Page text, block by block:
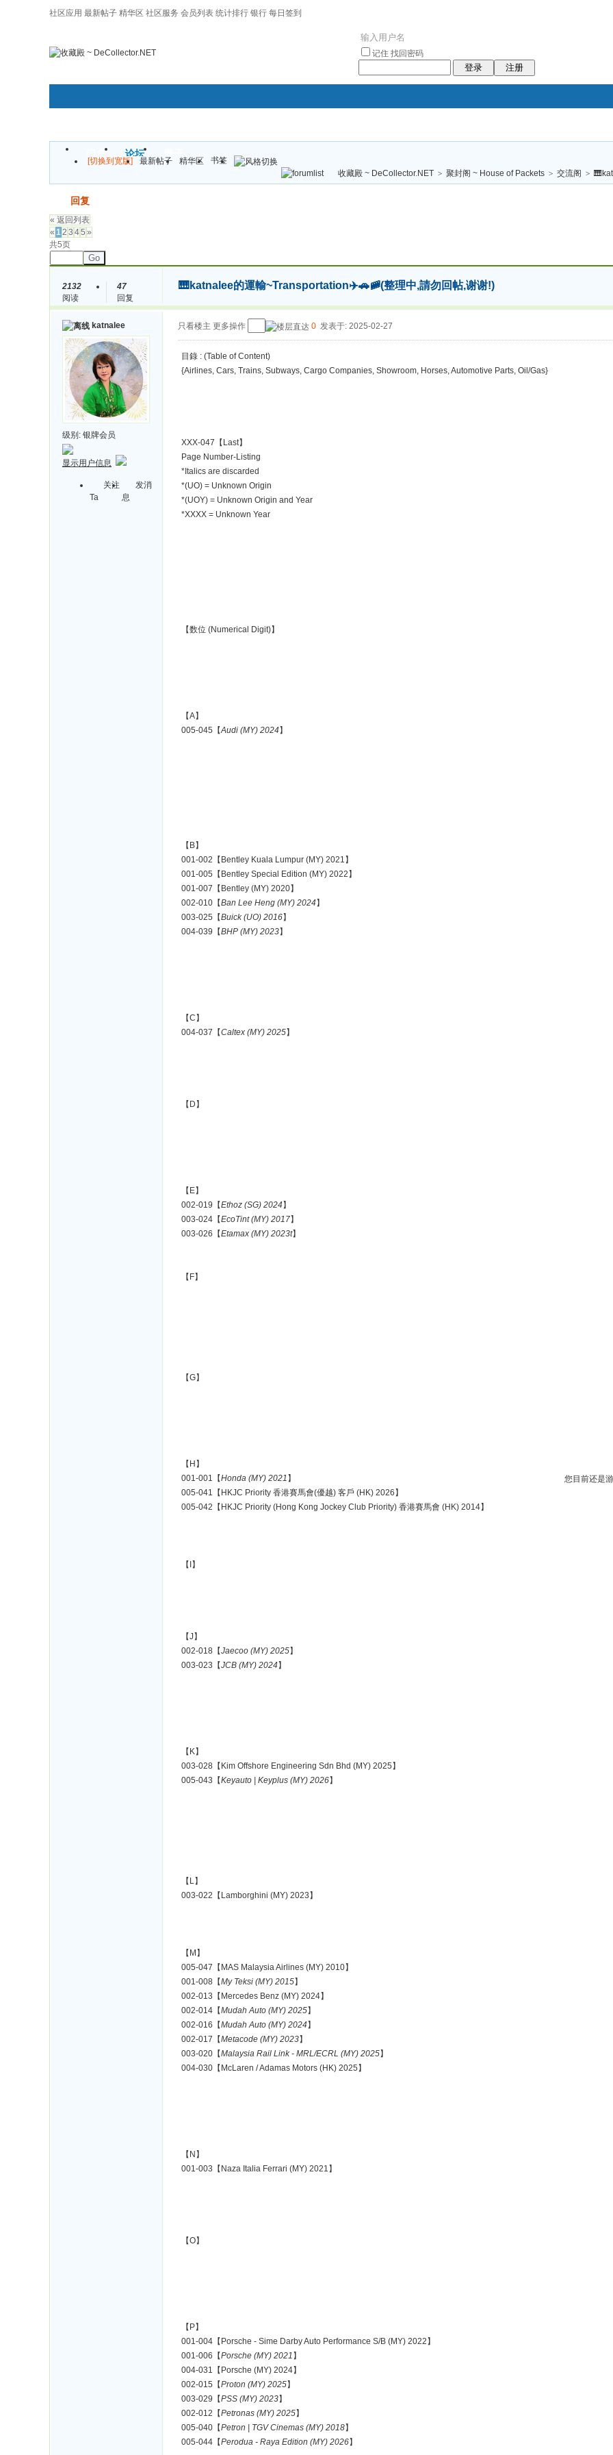
社区应用 最新帖子 精华区 社区服务 会员列表 统计排行 银行 每日签到
记住 找回密码
登录 注册
门户 论坛
褔
袠袠袥眩褦
[切换到宽版] 最新帖子 精华区
书签
收藏殿 ~ DeCollector.NET > 聚封阁 ~ House of Packets > 交流阁 >
回复
« 返回列表
« 12 3 45 »
共5页
Go
2132
阅读
47
回复
🎹katnalee的運輸~Transportation✈️🚗🚞(整理中,請勿回帖,谢谢!)
katnalee
级别: 银牌会员
显示用户信息
关注
Ta
发消
息
只看楼主 更多操作 0 发表于: 2025-02-27
目錄 : (Table of Content)
{Airlines, Cars, Trains, Subways, Cargo Companies, Showroom, Horses, Automotive Parts, Oil/Gas}
XXX-047【Last】
Page Number-Listing
*Italics are discarded
*(UO) = Unknown Origin
*(UOY) = Unknown Origin and Year
*XXXX = Unknown Year
【数位 (Numerical Digit)】
【A】
005-045【Audi (MY) 2024】
【B】
001-002【Bentley Kuala Lumpur (MY) 2021】
001-005【Bentley Special Edition (MY) 2022】
001-007【Bentley (MY) 2020】
002-010【Ban Lee Heng (MY) 2024】
003-025【Buick (UO) 2016】
004-039【BHP (MY) 2023】
【C】
004-037【Caltex (MY) 2025】
【D】
【E】
002-019【Ethoz (SG) 2024】
003-024【EcoTint (MY) 2017】
003-026【Etamax (MY) 2023t】
【F】
【G】
【H】
001-001【Honda (MY) 2021 】
005-041【HKJC Priority 香港賽馬會(優越) 客戶 (HK) 2026】
005-042【HKJC Priority (Hong Kong Jockey Club Priority) 香港賽馬會 (HK) 2014】
【I】
【J】
002-018【Jaecoo (MY) 2025】
003-023【JCB (MY) 2024】
【K】
003-028【Kim Offshore Engineering Sdn Bhd (MY) 2025】
005-043【Keyauto | Keyplus (MY) 2026】
【L】
003-022【Lamborghini (MY) 2023】
【M】
005-047【MAS Malaysia Airlines (MY) 2010】
001-008【My Teksi (MY) 2015】
002-013【Mercedes Benz (MY) 2024】
002-014【Mudah Auto (MY) 2025】
002-016【Mudah Auto (MY) 2024】
002-017【Metacode (MY) 2023】
003-020【Malaysia Rail Link - MRL/ECRL (MY) 2025】
004-030【McLaren / Adamas Motors (HK) 2025】
【N】
001-003【Naza Italia Ferrari (MY) 2021】
【O】
【P】
001-004【Porsche - Sime Darby Auto Performance S/B (MY) 2022】
001-006【Porsche (MY) 2021 】
004-031【Porsche (MY) 2024】
002-015【Proton (MY) 2025】
003-029【PSS (MY) 2023】
002-012【Petronas (MY) 2025】
005-040【Petron | TGV Cinemas (MY) 2018】
005-044【Perodua - Raya Edition (MY) 2026】
您目前还是